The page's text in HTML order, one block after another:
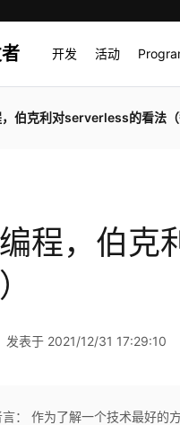
开发 活动
伯克利对serverless的看法（翻
程，伯克
发表于 2021/12/31 17:29:10
言： 作为了解一个技术最好